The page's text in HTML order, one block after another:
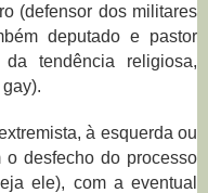
(defensor dos militares
deputado e pastor
da tendência religiosa,
à esquerda ou
desfecho do processo
ele), com a eventual